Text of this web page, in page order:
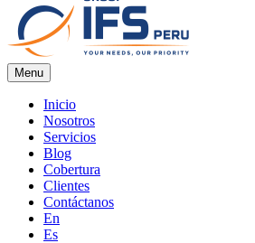
IFS Blog
Menu
Inicio
Nosotros
Servicios
Blog
Cobertura
Clientes
Contáctanos
En
Es